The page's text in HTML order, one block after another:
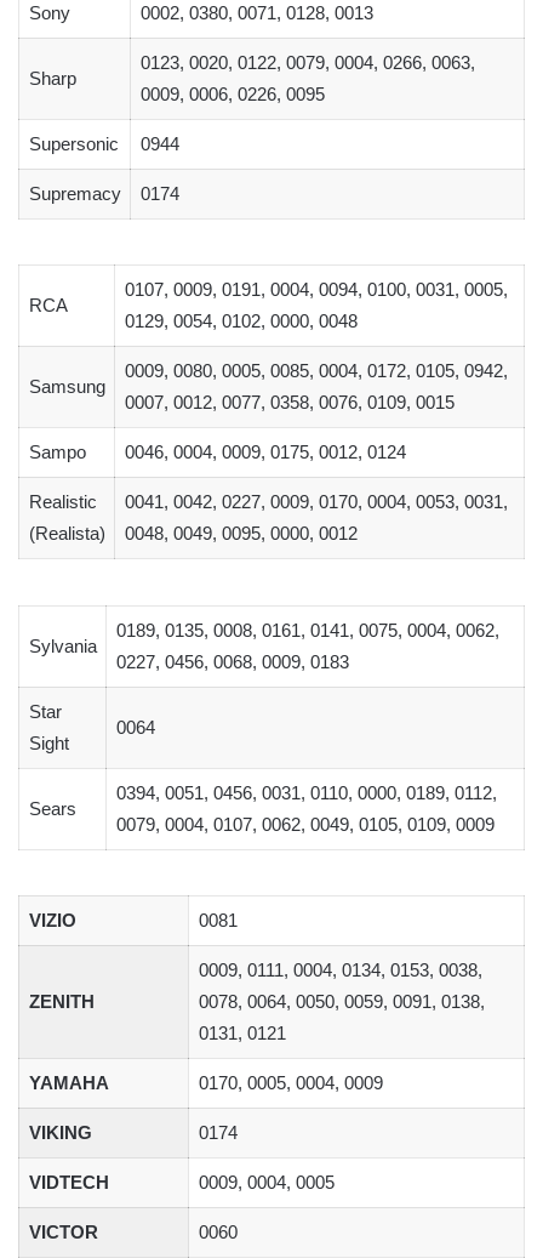
Sony 0002, 0380, 0071, 0128, 0013
Sharp
0123, 0020, 0122, 0079, 0004, 0266, 0063,
0009, 0006, 0226, 0095
Supersonic 0944
Supremacy 0174
RCA
0107, 0009, 0191, 0004, 0094, 0100, 0031, 0005,
0129, 0054, 0102, 0000, 0048
Samsung
0009, 0080, 0005, 0085, 0004, 0172, 0105, 0942,
0007, 0012, 0077, 0358, 0076, 0109, 0015
Sampo 0046, 0004, 0009, 0175, 0012, 0124
Realistic
(Realista)
0041, 0042, 0227, 0009, 0170, 0004, 0053, 0031,
0048, 0049, 0095, 0000, 0012
Sylvania
0189, 0135, 0008, 0161, 0141, 0075, 0004, 0062,
0227, 0456, 0068, 0009, 0183
Star
Sight
0064
Sears
0394, 0051, 0456, 0031, 0110, 0000, 0189, 0112,
0079, 0004, 0107, 0062, 0049, 0105, 0109, 0009
VIZIO 0081
ZENITH
0009, 0111, 0004, 0134, 0153, 0038,
0078, 0064, 0050, 0059, 0091, 0138,
0131, 0121
YAMAHA 0170, 0005, 0004, 0009
VIKING 0174
VIDTECH 0009, 0004, 0005
VICTOR 0060